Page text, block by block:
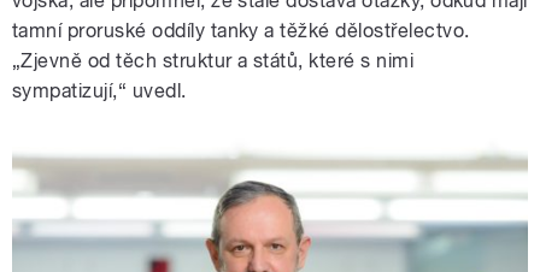
tamní proruské oddíly tanky a těžké dělostřelectvo.
„Zjevně od těch struktur a států, které s nimi
sympatizují,“ uvedl.